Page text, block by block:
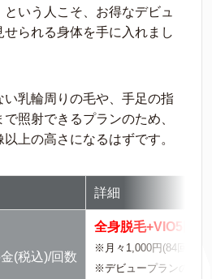
いう人こそ、お得なデビュ
られる身体を手に入れまし
乳輪周りの毛や、手足の指
照射できるプランのため、
上の高さになるはずです。
詳細
(税込)/回数
全身脱毛+VIO5回
※月々1,000円(84回ボー
※デビュープランの場合